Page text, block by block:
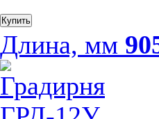
Купить
Длина, мм